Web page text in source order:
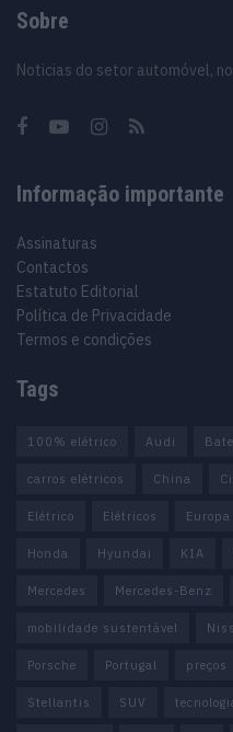
Sobre
Noticias do setor automóvel,
Informação importante
Assinaturas
Contactos
Estatuto Editorial
Política de Privacidade
Termos e condições
Tags
100% elétrico Audi
carros elétricos China
Elétrico Elétricos Europa
Honda Hyundai KIA
Mercedes Mercedes-Benz
mobilidade sustentável
Porsche Portugal preços
Stellantis SUV